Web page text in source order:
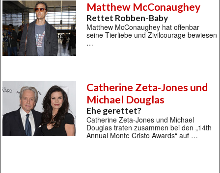
Matthew McConaughey
Rettet Robben-Baby
Matthew McConaughey hat offenbar
seine Tierliebe und Zivilcourage bewiesen
…
Catherine Zeta-Jones und
Michael Douglas
Ehe gerettet?
Catherine Zeta-Jones und Michael
Douglas traten zusammen bei den „14th
Annual Monte Cristo Awards“ auf …